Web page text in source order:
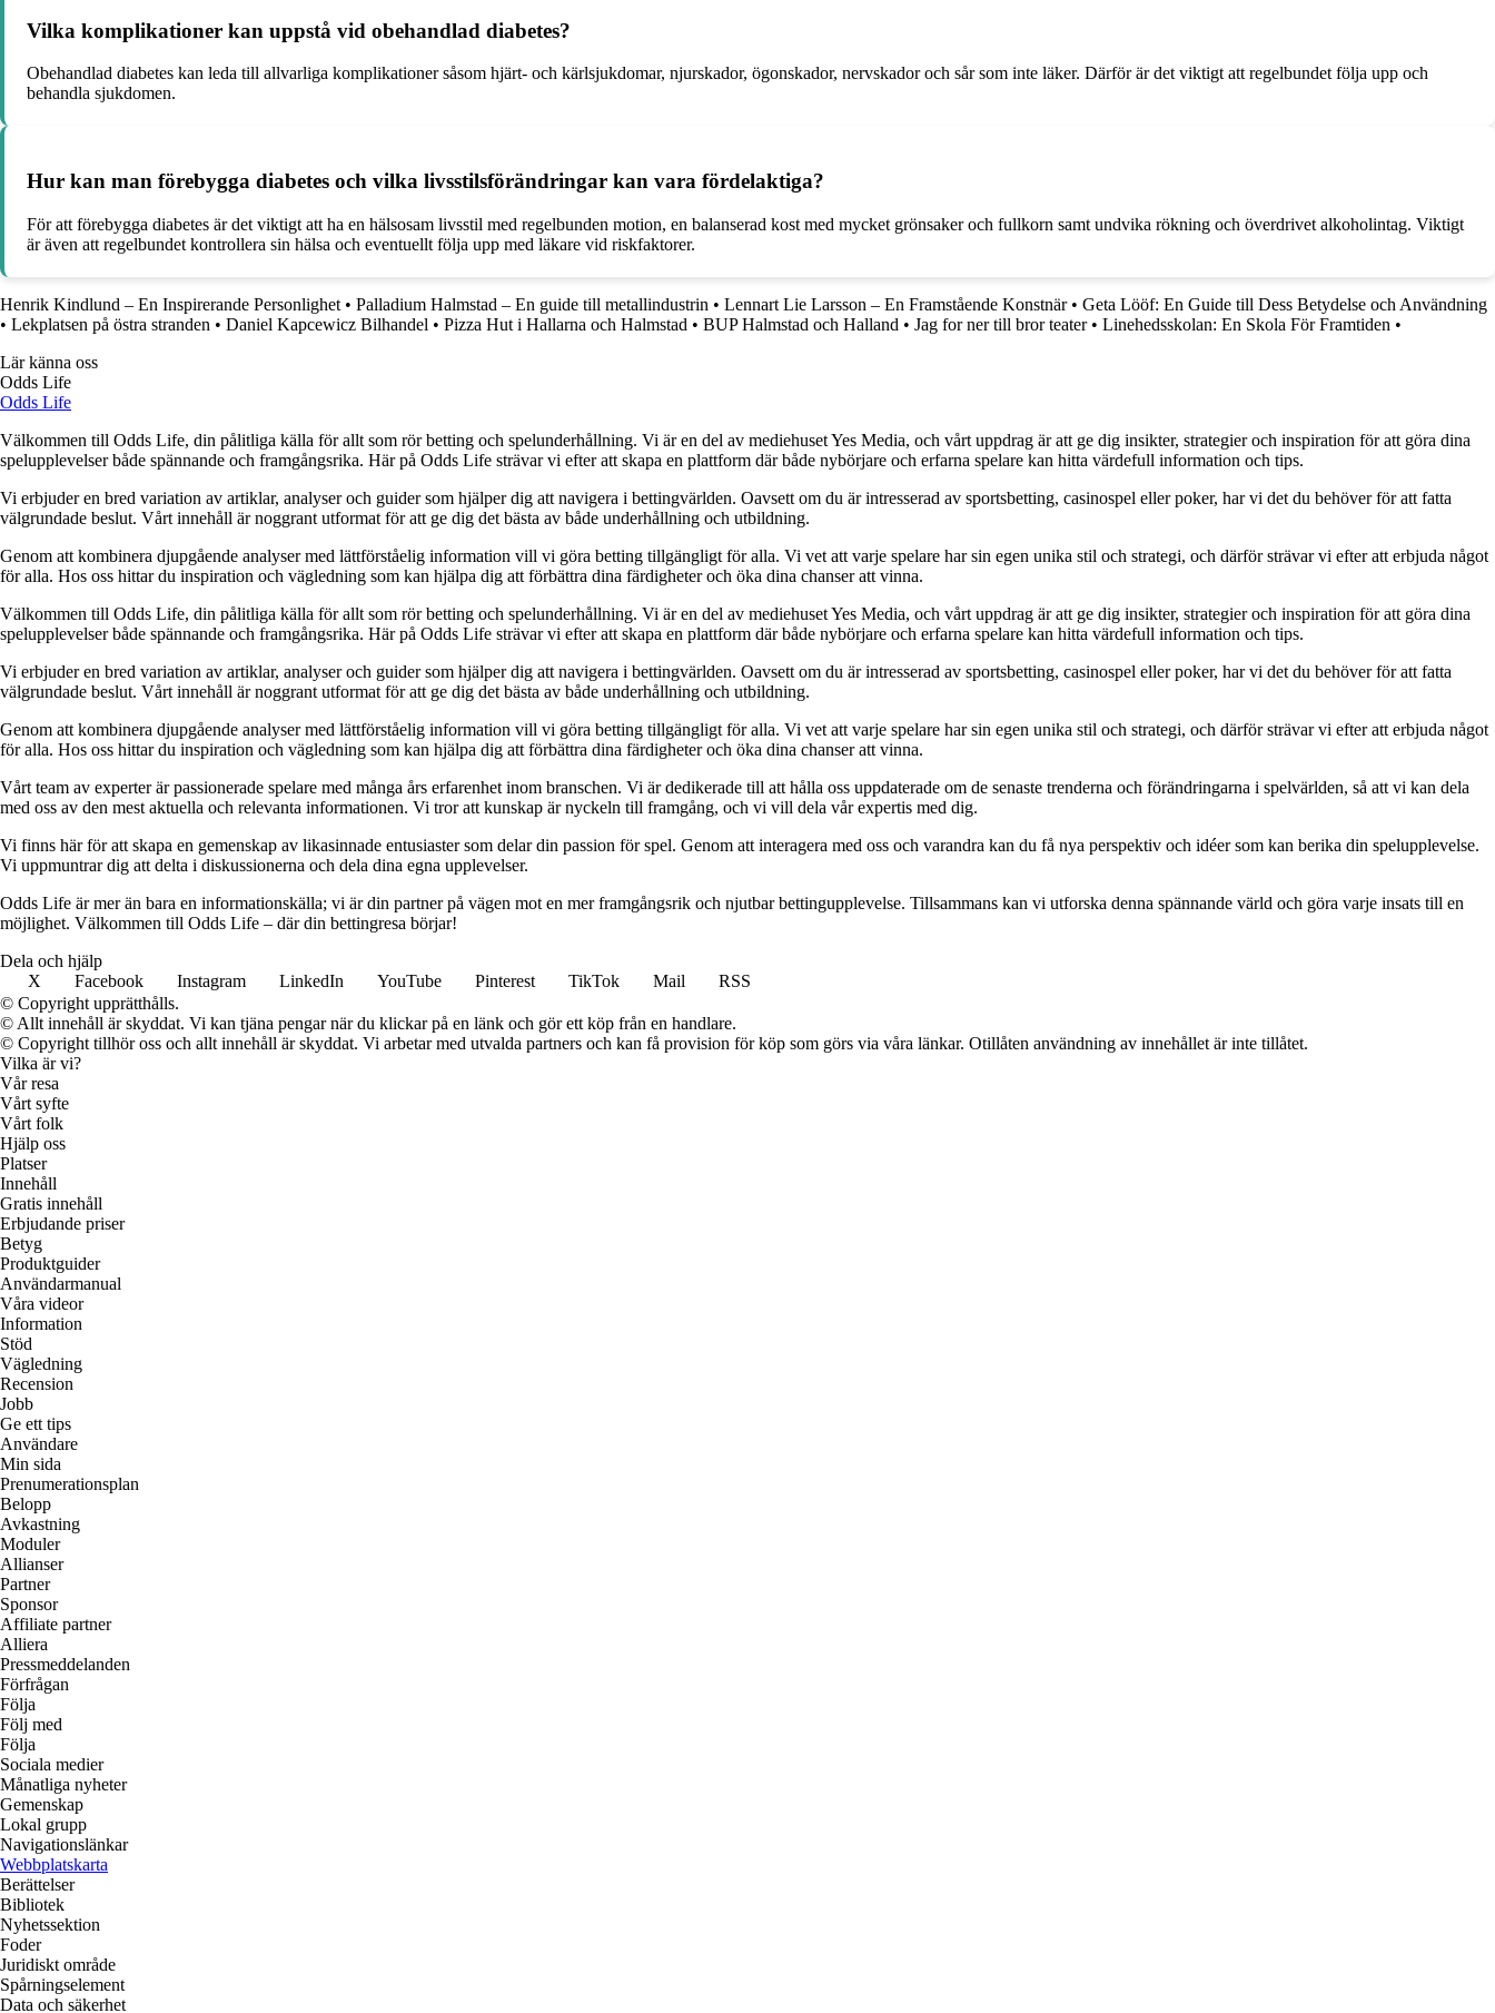
Vilka komplikationer kan uppstå vid obehandlad diabetes?
Obehandlad diabetes kan leda till allvarliga komplikationer såsom hjärt- och kärlsjukdomar, njurskador, ögonskador, nervskador och sår som inte läker. Därför är det viktigt att regelbundet följa upp och
behandla sjukdomen.
Hur kan man förebygga diabetes och vilka livsstilsförändringar kan vara fördelaktiga?
För att förebygga diabetes är det viktigt att ha en hälsosam livsstil med regelbunden motion, en balanserad kost med mycket grönsaker och fullkorn samt undvika rökning och överdrivet alkoholintag. Viktigt
är även att regelbundet kontrollera sin hälsa och eventuellt följa upp med läkare vid riskfaktorer.
Henrik Kindlund – En Inspirerande Personlighet • Palladium Halmstad – En guide till metallindustrin • Lennart Lie Larsson – En Framstående Konstnär• Geta Lööf: En Guide till Dess Betydelse och Användning
• Lekplatsen på östra stranden • Daniel Kapcewicz Bilhandel • Pizza Hut i Hallarna och Halmstad • BUP Halmstad och Halland • Jag for ner till bror teater• Linehedsskolan: En Skola För Framtiden •
Lär känna oss
Odds Life
Odds Life
Välkommen till Odds Life, din pålitliga källa för allt som rör betting och spelunderhållning. Vi är en del av mediehuset Yes Media, och vårt uppdrag är att ge dig insikter, strategier och inspiration för att göra dina
spelupplevelser både spännande och framgångsrika. Här på Odds Life strävar vi efter att skapa en plattform där både nybörjare och erfarna spelare kan hitta värdefull information och tips.
Vi erbjuder en bred variation av artiklar, analyser och guider som hjälper dig att navigera i bettingvärlden. Oavsett om du är intresserad av sportsbetting, casinospel eller poker, har vi det du behöver för att fatta
välgrundade beslut. Vårt innehåll är noggrant utformat för att ge dig det bästa av både underhållning och utbildning.
Genom att kombinera djupgående analyser med lättförståelig information vill vi göra betting tillgängligt för alla. Vi vet att varje spelare har sin egen unika stil och strategi, och därför strävar vi efter att erbjuda något
för alla. Hos oss hittar du inspiration och vägledning som kan hjälpa dig att förbättra dina färdigheter och öka dina chanser att vinna.
Välkommen till Odds Life, din pålitliga källa för allt som rör betting och spelunderhållning. Vi är en del av mediehuset Yes Media, och vårt uppdrag är att ge dig insikter, strategier och inspiration för att göra dina
spelupplevelser både spännande och framgångsrika. Här på Odds Life strävar vi efter att skapa en plattform där både nybörjare och erfarna spelare kan hitta värdefull information och tips.
Vi erbjuder en bred variation av artiklar, analyser och guider som hjälper dig att navigera i bettingvärlden. Oavsett om du är intresserad av sportsbetting, casinospel eller poker, har vi det du behöver för att fatta
välgrundade beslut. Vårt innehåll är noggrant utformat för att ge dig det bästa av både underhållning och utbildning.
Genom att kombinera djupgående analyser med lättförståelig information vill vi göra betting tillgängligt för alla. Vi vet att varje spelare har sin egen unika stil och strategi, och därför strävar vi efter att erbjuda något
för alla. Hos oss hittar du inspiration och vägledning som kan hjälpa dig att förbättra dina färdigheter och öka dina chanser att vinna.
Vårt team av experter är passionerade spelare med många års erfarenhet inom branschen. Vi är dedikerade till att hålla oss uppdaterade om de senaste trenderna och förändringarna i spelvärlden, så att vi kan dela
med oss av den mest aktuella och relevanta informationen. Vi tror att kunskap är nyckeln till framgång, och vi vill dela vår expertis med dig.
Vi finns här för att skapa en gemenskap av likasinnade entusiaster som delar din passion för spel. Genom att interagera med oss och varandra kan du få nya perspektiv och idéer som kan berika din spelupplevelse.
Vi uppmuntrar dig att delta i diskussionerna och dela dina egna upplevelser.
Odds Life är mer än bara en informationskälla; vi är din partner på vägen mot en mer framgångsrik och njutbar bettingupplevelse. Tillsammans kan vi utforska denna spännande värld och göra varje insats till en
möjlighet. Välkommen till Odds Life – där din bettingresa börjar!
Dela och hjälp
X
Facebook Instagram LinkedIn YouTube Pinterest TikTok Mail
RSS
© Copyright upprätthålls.
© Allt innehåll är skyddat. Vi kan tjäna pengar när du klickar på en länk och gör ett köp från en handlare.
© Copyright tillhör oss och allt innehåll är skyddat. Vi arbetar med utvalda partners och kan få provision för köp som görs via våra länkar. Otillåten användning av innehållet är inte tillåtet.
Vilka är vi?
Vår resa
Vårt syfte
Vårt folk
Hjälp oss
Platser
Innehåll
Gratis innehåll
Erbjudande priser
Betyg
Produktguider
Användarmanual
Våra videor
Information
Stöd
Vägledning
Recension
Jobb
Ge ett tips
Användare
Min sida
Prenumerationsplan
Belopp
Avkastning
Moduler
Allianser
Partner
Sponsor
Affiliate partner
Alliera
Pressmeddelanden
Förfrågan
Följa
Följ med
Följa
Sociala medier
Månatliga nyheter
Gemenskap
Lokal grupp
Navigationslänkar
Webbplatskarta
Berättelser
Bibliotek
Nyhetssektion
Foder
Juridiskt område
Spårningselement
Data och säkerhet